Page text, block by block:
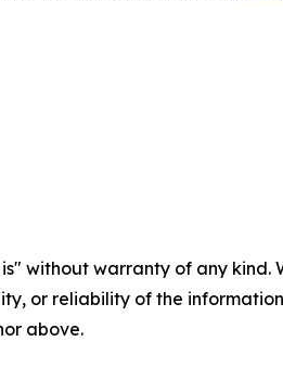
is" without warranty of any
or reliability of the
above.